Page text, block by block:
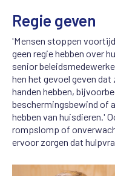
Regie geven
'Mensen stoppen
geen regie hebben over
senior
hen het gevoel geven
handen hebben,
beschermingsbewind of
hebben van huisdieren.'
rompslomp of
ervoor zorgen dat